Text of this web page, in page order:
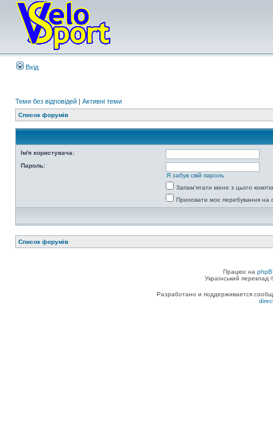
Вхід
Теми без відповідей | Активні теми
Список форумів
Ім'я користувача:
Пароль:
Я забув свій пароль
Запам'ятати мене з цього
Приховати моє перебування на
Список форумів
Працює на
Український
Разработано и поддерживается